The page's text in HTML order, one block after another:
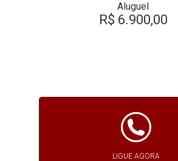
Aluguel
R$ 6.900,00
LIGUE AGORA